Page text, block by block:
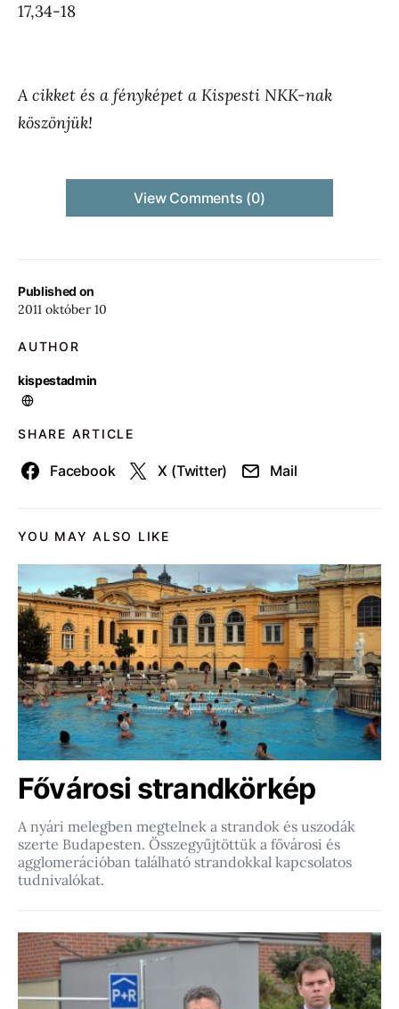
Published on
2011 október 10
AUTHOR
kispestadmin
SHARE ARTICLE
Facebook X (Twitter) Mail
17,34-18
A cikket és a fényképet a Kispesti NKK-nak
köszönjük!
View Comments (0)
YOU MAY ALSO LIKE
Fővárosi strandkörkép
A nyári melegben megtelnek a strandok és uszodák
szerte Budapesten. Összegyűjtöttük a fővárosi és
agglomerációban található strandokkal kapcsolatos
tudnivalókat.